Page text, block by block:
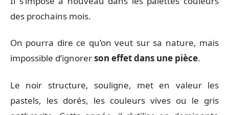
des prochains mois.
On pourra dire ce qu’on veut sur sa nature, mais
impossible d’ignorerson effet dans une pièce.
Le noir structure, souligne, met en valeur les
pastels, les dorés, les couleurs vives ou le gris